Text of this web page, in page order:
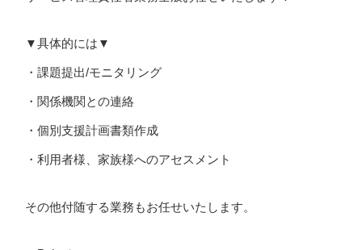
▼具体的には▼
・課題提出/モニタリング
・関係機関との連絡
・個別支援計画書類作成
・利用者様、家族様へのアセスメント
その他付随する業務もお任せいたします。